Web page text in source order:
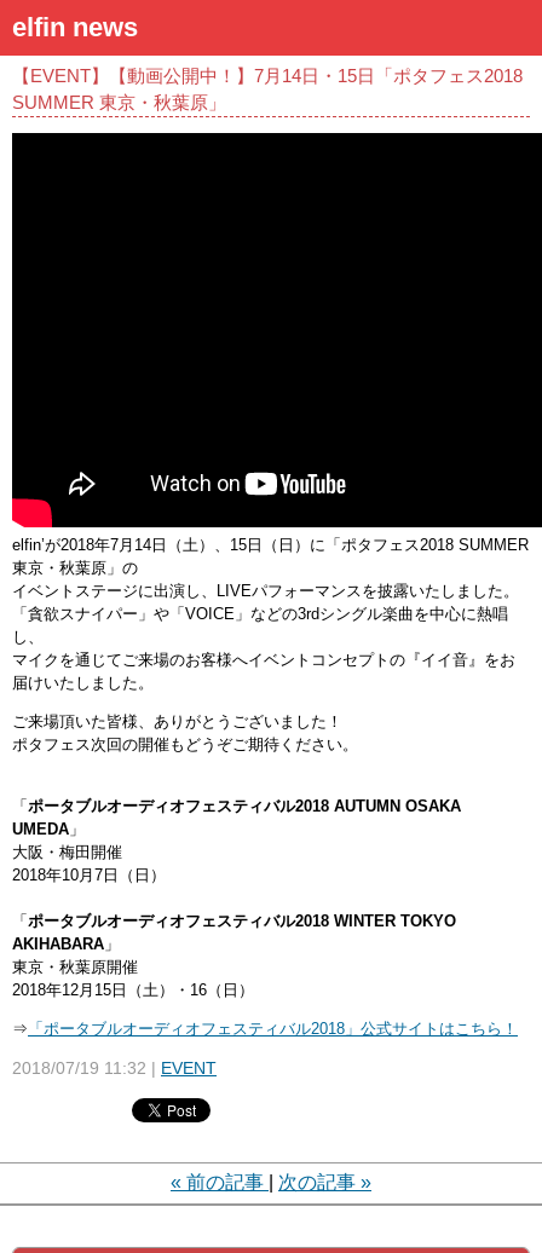
elfin news
【EVENT】【動画公開中！】7月14日・15日「ポタフェス2018
SUMMER 東京・秋葉原」
elfin’が2018年7月14日（土）、15日（日）に「ポタフェス2018 SUMMER
東京・秋葉原」の
イベントステージに出演し、LIVEパフォーマンスを披露いたしました。
「貪欲スナイパー」や「VOICE」などの3rdシングル楽曲を中心に熱唱
し、
マイクを通じてご来場のお客様へイベントコンセプトの『イイ音』をお
届けいたしました。
ご来場頂いた皆様、ありがとうございました！
ポタフェス次回の開催もどうぞご期待ください。
「 ポータブルオーディオフェスティバル2018 AUTUMN OSAKA
UMEDA 」
大阪・梅田開催
2018年10月7日（日）
「 ポータブルオーディオフェスティバル2018 WINTER TOKYO
AKIHABARA 」
東京・秋葉原開催
2018年12月15日（土）・16（日）
⇒ 「ポータブルオーディオフェスティバル2018」公式サイトはこちら！
2018/07/19 11:32 EVENT
« 前の記事 次の記事 »